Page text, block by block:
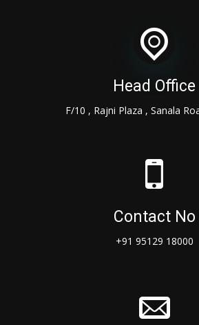
Head Office
F/10 , Rajni Plaza , Sanala
Contact No
+91 95129 18000